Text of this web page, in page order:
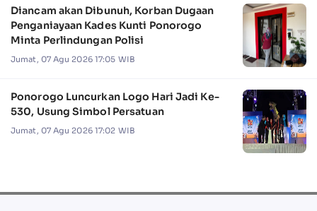
Diancam akan Dibunuh, Korban Dugaan
Penganiayaan Kades Kunti Ponorogo
Minta Perlindungan Polisi
Jumat, 07 Agu 2026 17:05 WIB
Ponorogo Luncurkan Logo Hari Jadi Ke-
530, Usung Simbol Persatuan
Jumat, 07 Agu 2026 17:02 WIB